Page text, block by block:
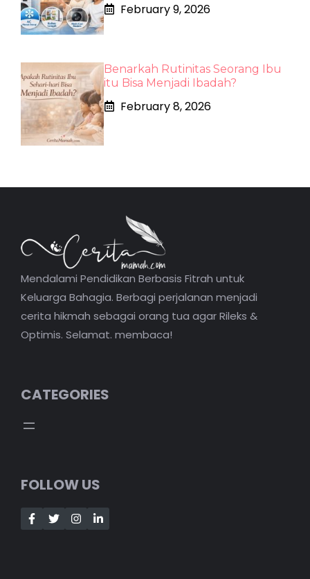
February 9, 2026
Benarkah Rutinitas Seorang Ibu
itu Bisa Menjadi Ibadah?
February 8, 2026
Mendalami Pendidikan Berbasis Fitrah untuk
Keluarga Bahagia. Berbagi perjalanan menjadi
cerita hikmah sebagai orang tua agar Rileks &
Optimis. Selamat. membaca!
CATEGORIES
FOLLOW US